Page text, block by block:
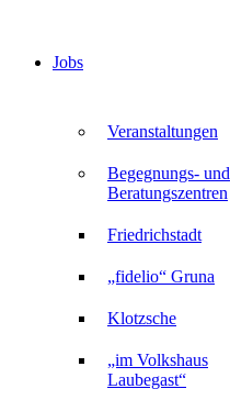
Veranstaltungen
Begegnungs- und
Beratungszentren
Friedrichstadt
„fidelio“ Gruna
Klotzsche
„im Volkshaus
Laubegast“
Jobs